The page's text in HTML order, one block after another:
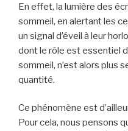
En effet, la lumière des
sommeil, en alertant les
un signal d’éveil à leur
dont le rôle est essentiel
sommeil, n’est alors plus
quantité.
Ce phénomène est
Pour cela, nous pensons